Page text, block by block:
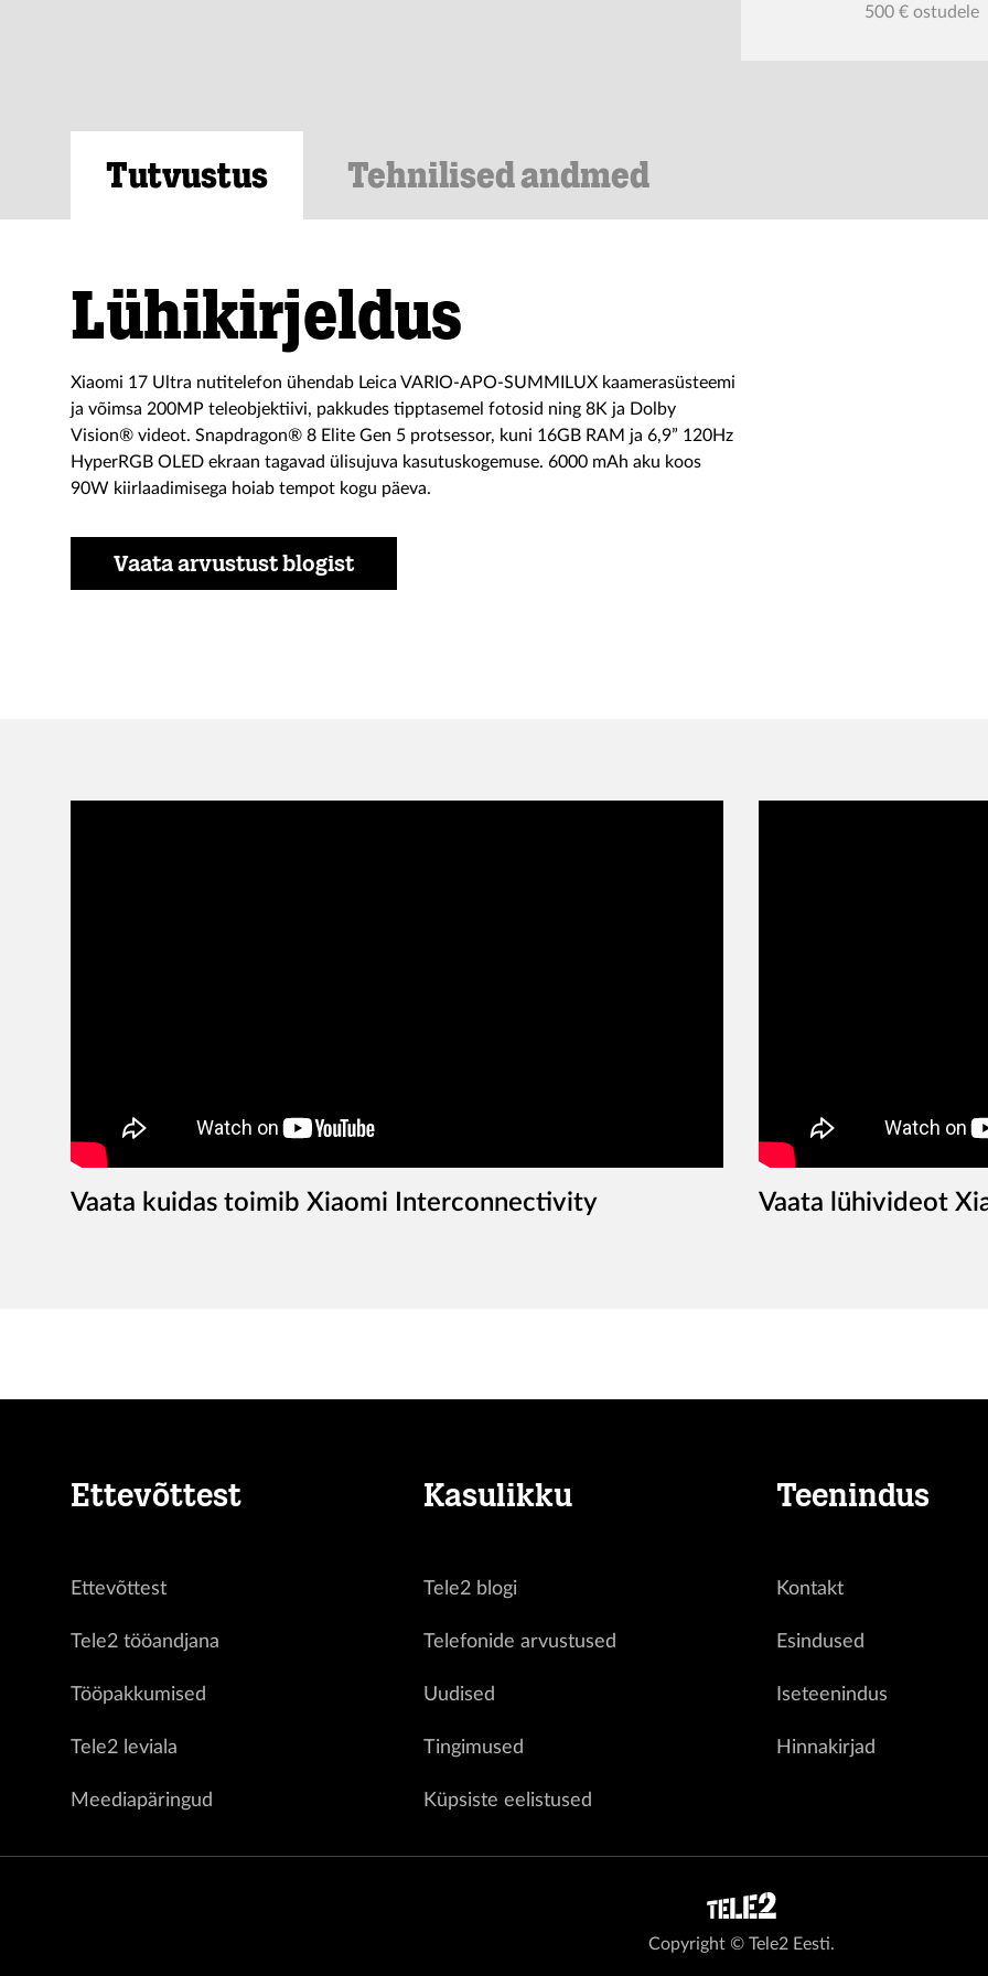
500 € ostudele
Tutvustus Tehnilised andmed
Lühikirjeldus
Xiaomi 17 Ultra nutitelefon ühendab Leica VARIO-APO-SUMMILUX kaamerasüsteemi
ja võimsa 200MP teleobjektiivi, pakkudes tipptasemel fotosid ning 8K ja Dolby
Vision® videot. Snapdragon® 8 Elite Gen 5 protsessor, kuni 16GB RAM ja 6,9” 120Hz
HyperRGB OLED ekraan tagavad ülisujuva kasutuskogemuse. 6000 mAh aku koos
90W kiirlaadimisega hoiab tempot kogu päeva.
Vaata arvustust blogist
Vaata kuidas toimib Xiaomi Interconnectivity Vaata lühivideot
Ettevõttest
Ettevõttest
Tele2 tööandjana
Tööpakkumised
Tele2 leviala
Meediapäringud
Kasulikku
Tele2 blogi
Telefonide arvustused
Uudised
Tingimused
Küpsiste eelistused
Teenindus
Kontakt
Esindused
Iseteenindus
Hinnakirjad
Copyright © Tele2 Eesti.